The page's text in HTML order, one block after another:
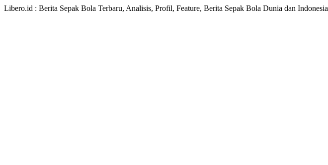
Libero.id : Berita Sepak Bola Terbaru, Analisis, Profil, Feature, Berita Sepak Bola Dunia dan Indonesia